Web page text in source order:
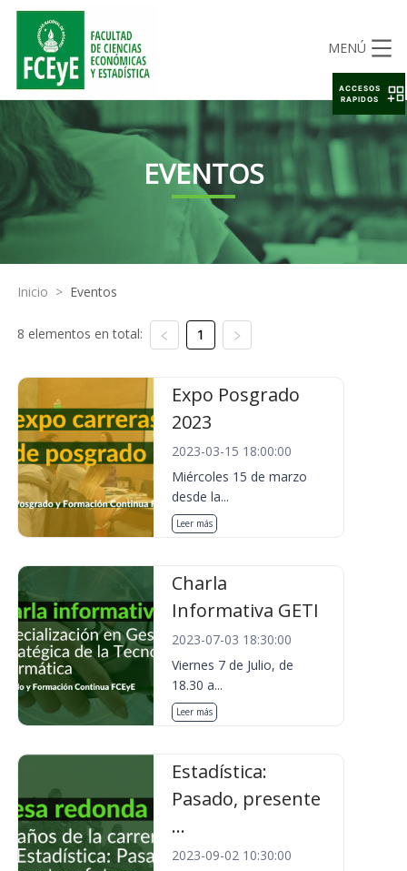
MENÚ
EVENTOS
Inicio > Eventos
8 elementos en total: 1
Expo Posgrado
2023
2023-03-15 18:00:00
Miércoles 15 de marzo
desde la...
Leer más
Charla
Informativa GETI
2023-07-03 18:30:00
Viernes 7 de Julio, de
18.30 a...
Leer más
Estadística:
Pasado, presente
...
2023-09-02 10:30:00
ACCESOS
RAPIDOS